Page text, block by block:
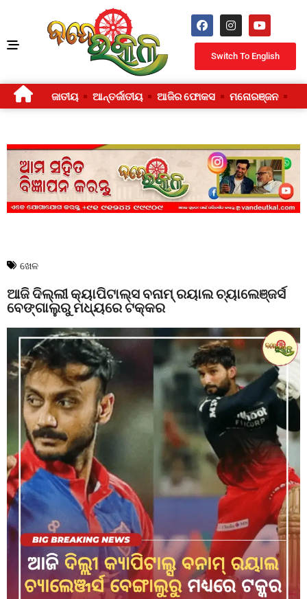
Switch To English
ଜାତୀୟ ଆନ୍ତର୍ଜାତୀୟ ଆଜିର ଫୋକସ ମନୋରଞ୍ଜନ
ଖେଳ
ଆଜି ଦିଲ୍ଲୀ କ୍ୟାପିଟାଲ୍ସ ବନାମ୍ ରୟାଲ ଚ୍ୟାଲେଞ୍ଜର୍ସ
ବେଙ୍ଗାଲୁରୁ ମଧ୍ୟରେ ଟକ୍କର